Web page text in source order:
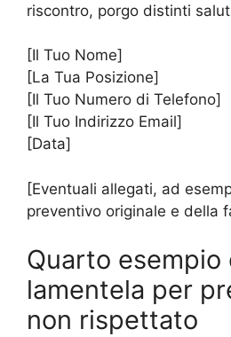
riscontro, porgo distinti
[Il Tuo Nome]
[La Tua Posizione]
[Il Tuo Numero di Telefono]
[Il Tuo Indirizzo Email]
[Data]
[Eventuali allegati, ad
preventivo originale e della
Quarto
lamentela per
non rispettato